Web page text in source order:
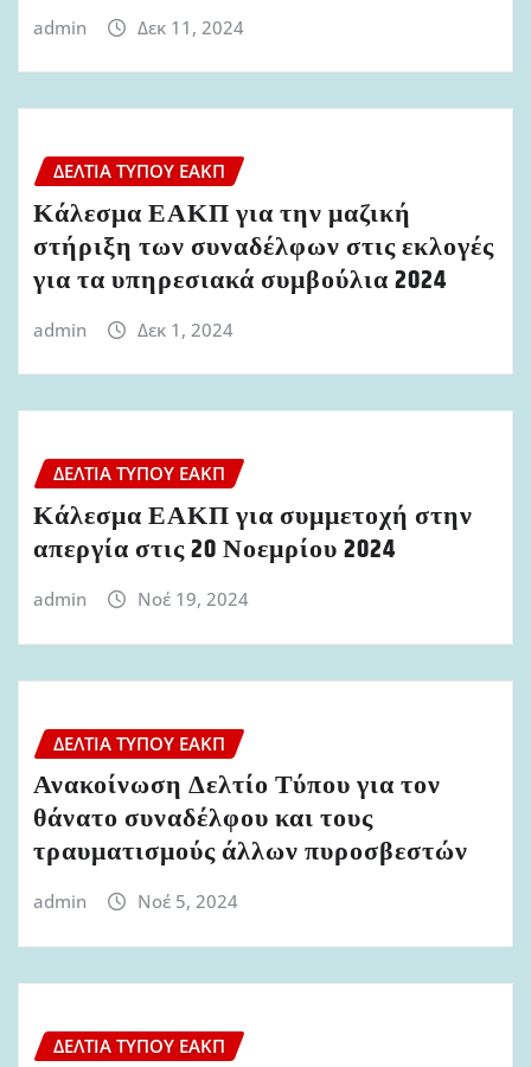
admin Δεκ 11, 2024
ΔΕΛΤΊΑ ΤΎΠΟΥ ΕΑΚΠ
Κάλεσμα ΕΑΚΠ για την μαζική
στήριξη των συναδέλφων στις εκλογές
για τα υπηρεσιακά συμβούλια 2024
admin Δεκ 1, 2024
ΔΕΛΤΊΑ ΤΎΠΟΥ ΕΑΚΠ
Κάλεσμα ΕΑΚΠ για συμμετοχή στην
απεργία στις 20 Νοεμρίου 2024
admin Νοέ 19, 2024
ΔΕΛΤΊΑ ΤΎΠΟΥ ΕΑΚΠ
Ανακοίνωση Δελτίο Τύπου για τον
θάνατο συναδέλφου και τους
τραυματισμούς άλλων πυροσβεστών
admin Νοέ 5, 2024
ΔΕΛΤΊΑ ΤΎΠΟΥ ΕΑΚΠ